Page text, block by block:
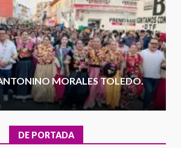
20 julio 2026
Sanciona Municipio de Oaxaca
de Juárez caso de maltrato
animal tras denuncia ciudadana
16 julio 2026
Detienen a Ernesto Ruffo en Baja
California; FGR lo investiga por
presuntos delitos de
MORALES TOLEDO.
DE PORTADA